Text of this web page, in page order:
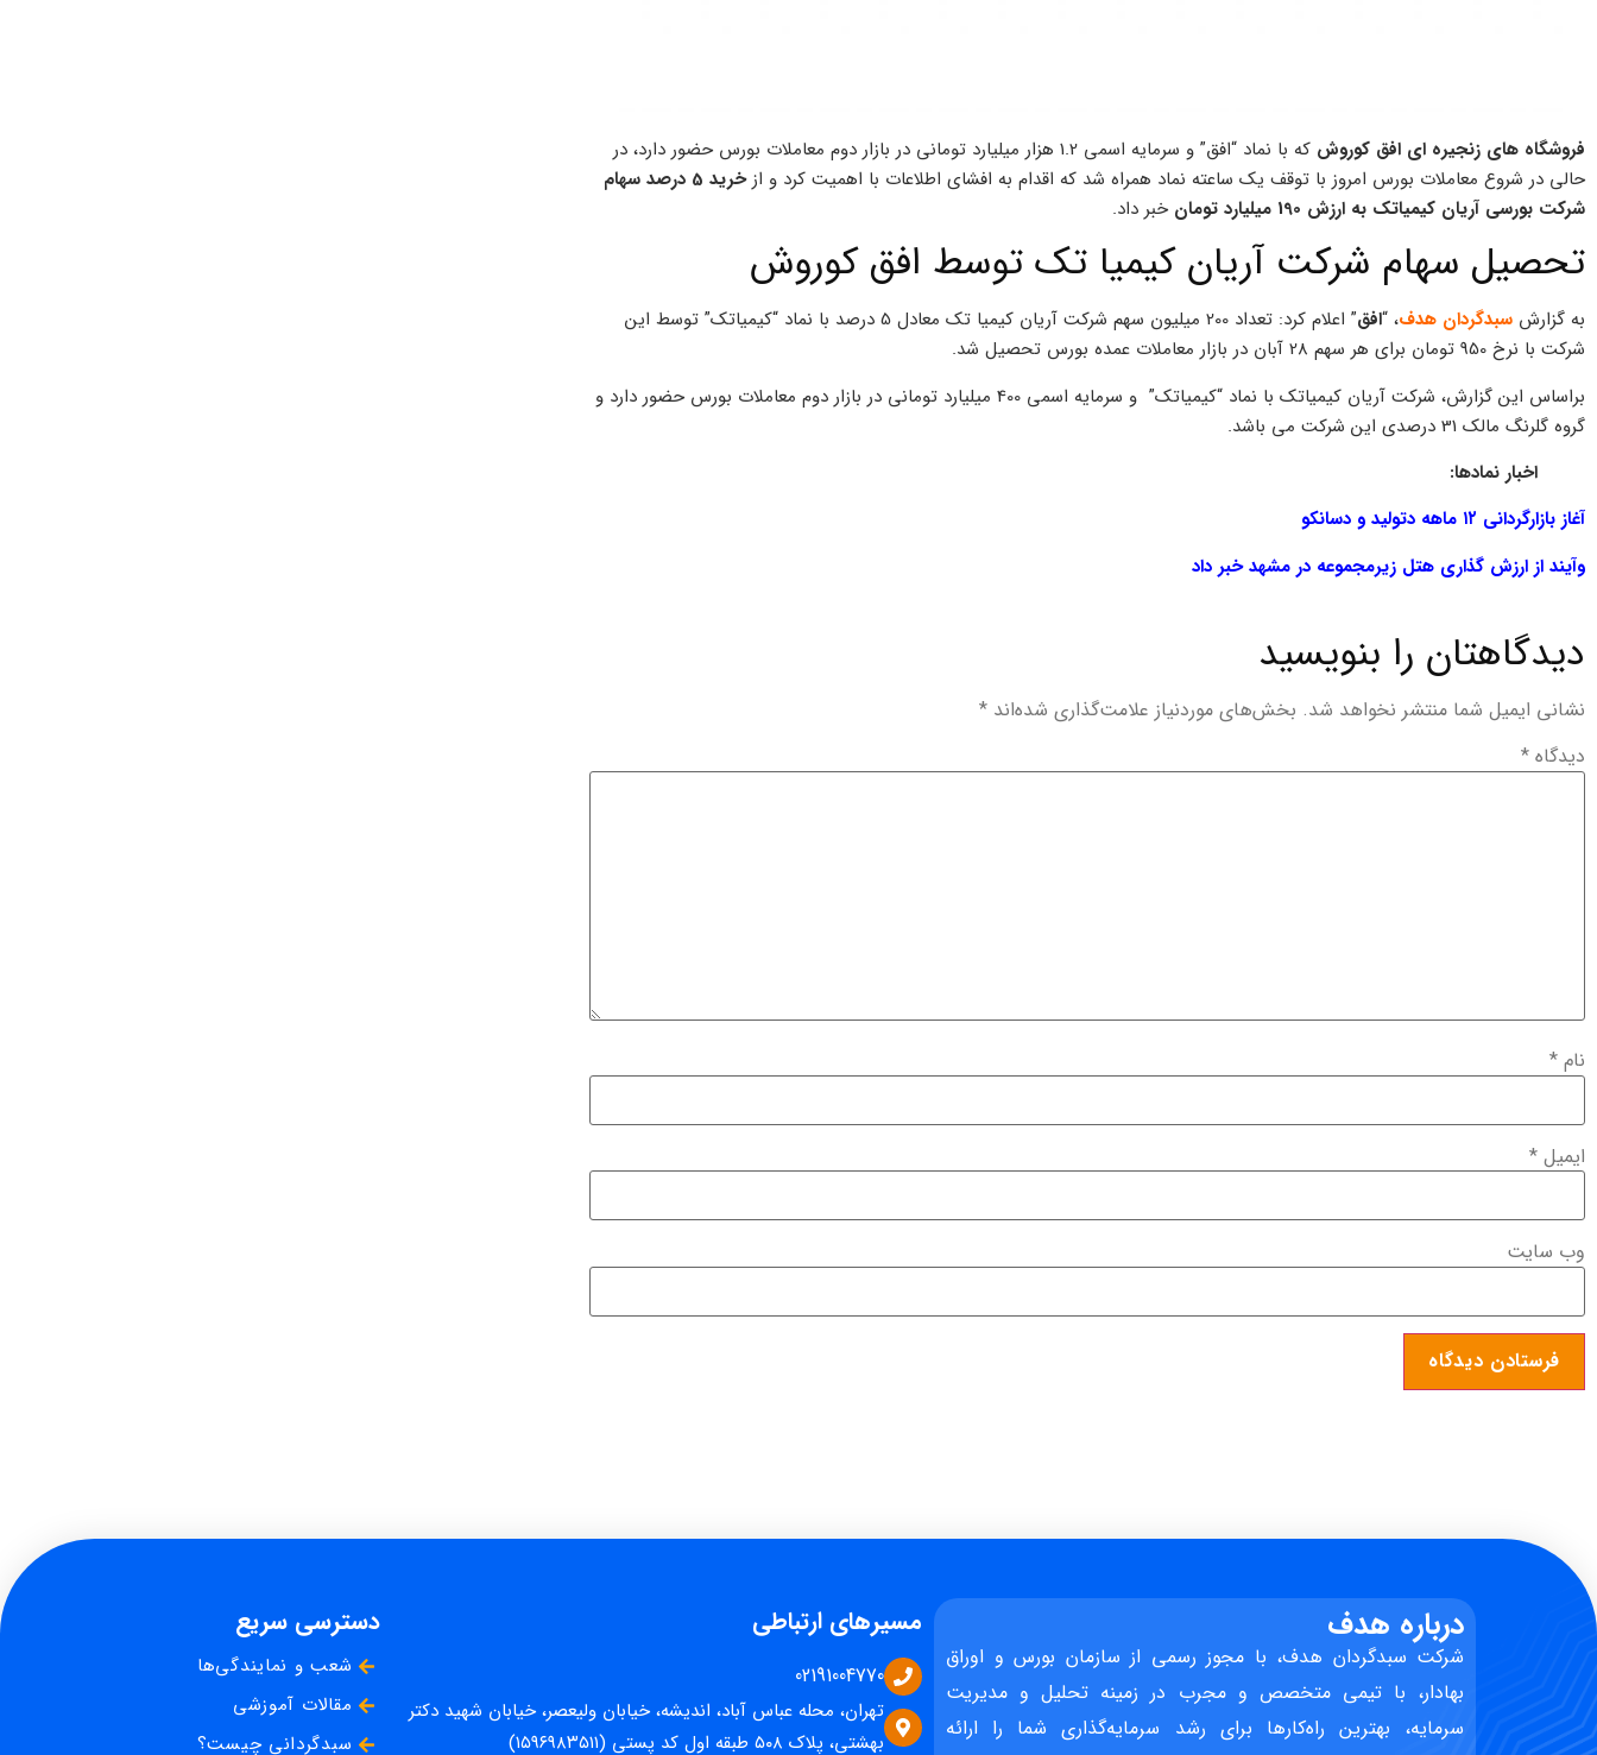
فروشگاه های زنجیره ای افق کوروش
که با نماد “افق” و سرمایه اسمی 1.2 هزار میلیارد تومانی در بازار دوم معاملات بورس حضور دارد، در
حالی در شروع معاملات بورس امروز با توقف یک ساعته نماد همراه شد که اقدام به افشای اطلاعات با اهمیت کرد و از
خرید 5 درصد سهام
شرکت بورسی آریان کیمیاتک به ارزش 190 میلیارد تومان
خبر داد.
تحصیل سهام شرکت آریان کیمیا تک توسط افق کوروش
به گزارش سبدگردان هدف، “افق
” اعلام کرد: تعداد 200 میلیون سهم شرکت آریان کیمیا تک معادل 5 درصد با نماد “کیمیاتک” توسط این
شرکت با نرخ 950 تومان برای هر سهم 28 آبان در بازار معاملات عمده بورس تحصیل شد.
براساس این گزارش، شرکت آریان کیمیاتک با نماد “کیمیاتک” و سرمایه اسمی 400 میلیارد تومانی در بازار دوم معاملات بورس حضور دارد و
گروه گلرنگ مالک 31 درصدی این شرکت می باشد.
اخبار نمادها:
آغاز بازارگردانی ۱۲ ماهه دتولید و دسانکو
وآیند از ارزش گذاری هتل زیرمجموعه در مشهد خبر داد
دیدگاهتان را بنویسید
نشانی ایمیل شما منتشر نخواهد شد. بخش‌های موردنیاز علامت‌گذاری شده‌اند *
دیدگاه *
نام *
ایمیل *
وب‌ سایت
درباره هدف
شرکت سبدگردان هدف، با مجوز رسمی از سازمان بورس و اوراق
بهادار، با تیمی متخصص و مجرب در زمینه تحلیل و مدیریت
سرمایه، بهترین راه‌کارها برای رشد سرمایه‌گذاری شما را ارائه
مسیرهای ارتباطی
02191004770
تهران، محله عباس آباد، اندیشه، خیابان ولیعصر، خیابان شهید دکتر
بهشتی، پلاک ۵۰۸ طبقه اول کد پستی (۱۵۹۶۹۸۳۵۱۱)
دسترسی سریع
شعب و نمایندگی‌ها
مقالات آموزشی
سبدگردانی چیست؟